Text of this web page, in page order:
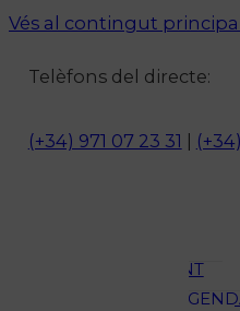
Vés al contingut principal
Telèfons del directe:
(+34) 971 07 23 31
OCI
AMBIENT